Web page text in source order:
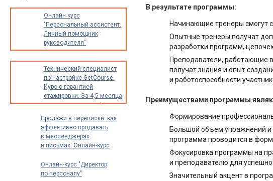
В результате программы:
Начинающие тренеры смогут
Опытные тренеры получат
разработки программ,
Преподаватели, работающие
получат знания и опыт
и работоспособности
Преимуществами программы
Формирование
Большой объем упражнений и
программа проводится в
Фокусировка программы на
и преподавателю для
Значительный акцент в
Онлайн курс
"Персональный ассистент.
Личный помощник
руководителя"
Технический специалист
по настройке GetCourse.
Курс с гарантией
стажировки. За 4,5 месяца
освоите новую профессию
до 70 000 рублей в месяц
Продажи в переписке: как
эффективно продавать
в мессенджерах
и письмах. Онлайн-курс
Онлайн-курс "Директор
по персоналу"